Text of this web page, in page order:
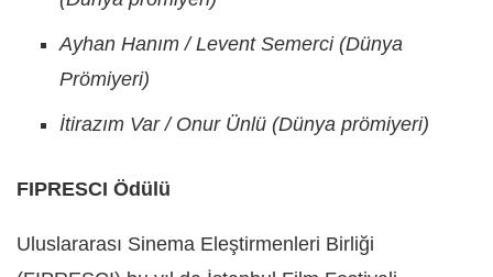
Ayhan Hanım / Levent Semerci (Dünya
Prömiyeri)
İtirazım Var / Onur Ünlü (Dünya prömiyeri)
FIPRESCI Ödülü
Uluslararası Sinema Eleştirmenleri Birliği